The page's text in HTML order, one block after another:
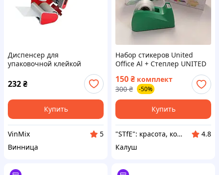
Диспенсер для
упаковочной клейкой
ленты (скотчу) WOKIN WK-
653001
232₴
Купить
VinMix
5
Винница
Набор стикеров United
Office Al + Степлер UNITED
OFFICE SMALL + ДИСПЕНСЕР
ДЛЯ КЛЕЙКОЙ ЛЕНТЫ
150₴ комплект
300 ₴ -50%
Купить
"STfE": красота, комфорт и удовольствие!
4.8
Калуш